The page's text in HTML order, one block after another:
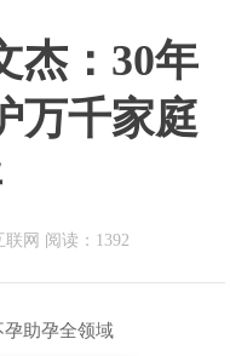
杰：30年
万千家庭
联网 阅读：1392
助孕全领域